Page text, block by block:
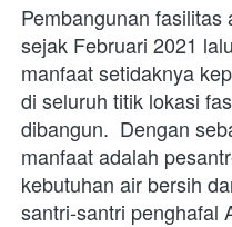
Pembangunan
sejak Februari 2021
manfaat setidaknya
di seluruh titik lokasi
dibangun. Dengan
manfaat adalah
kebutuhan air bersih
santri-santri penghafal